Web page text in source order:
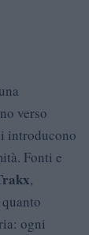
verso
introducono
Fonti e
,
ogni